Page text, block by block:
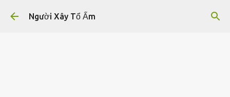
Chuyển đến nội dung chính
Người Xây Tổ Ấm